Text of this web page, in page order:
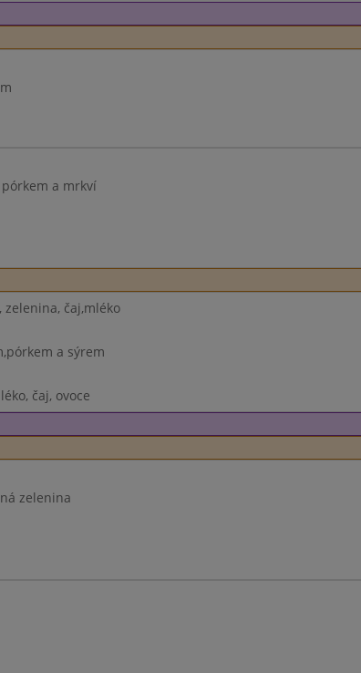
a mrkví
zelenina, čaj,mléko
a sýrem
čaj, ovoce
zelenina